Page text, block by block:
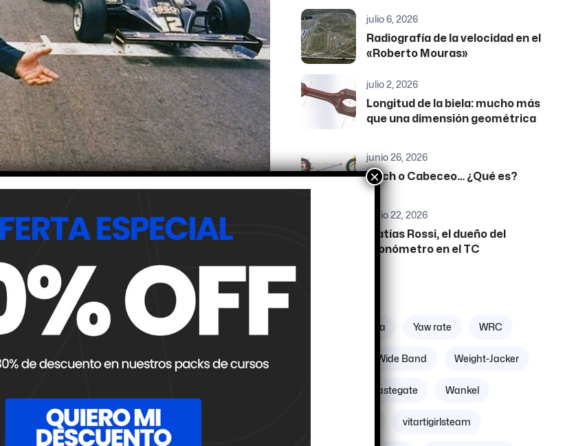
activa
que activos: Se comenzó a utilizar un sistema
en el camino o las aportaciones
anticipación para cada cambio específico en la
el potencial del sistema porque el equipo
datos que producía. Esto fue durante los días
se estaban dando en esta área, iban destinado a
mismos.
julio 6, 2026
Radiografía de la velocidad en el
«Roberto Mouras»
julio 2, 2026
Longitud de la biela: mucho más
que una dimensión geométrica
junio 26, 2026
Pitch o Cabeceo… ¿Qué es?
junio 22, 2026
Matías Rossi, el dueño del
cronómetro en el TC
Zona geográfica Yaw rate WRC
Wide Band Weight-Jacker
Wastegate Wankel
vitartigirlsteam
×